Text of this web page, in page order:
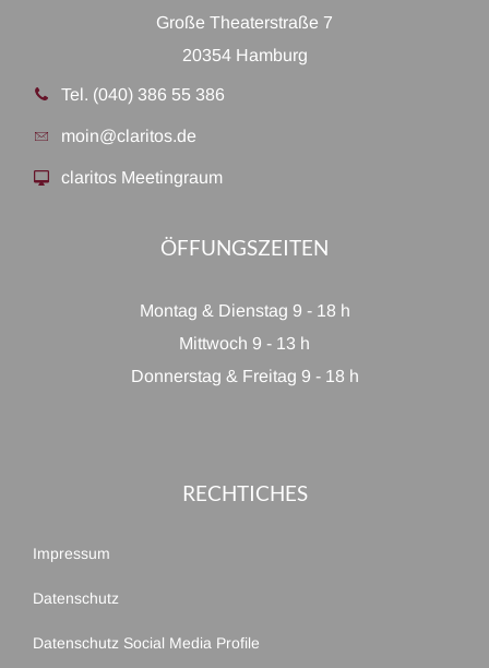
Große Theaterstraße 7
20354 Hamburg
Tel. (040) 386 55 386
moin@claritos.de
claritos Meetingraum
ÖFFUNGSZEITEN
Montag & Dienstag 9 - 18 h
Mittwoch 9 - 13 h
Donnerstag & Freitag 9 - 18 h
RECHTICHES
Impressum
Datenschutz
Datenschutz Social Media Profile